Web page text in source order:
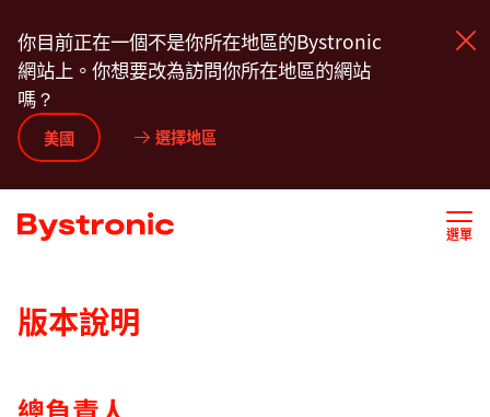
至
主
容
你目前正在一個不是你所在地區的Bystronic
網站上。你想要改為訪問你所在地區的網站
嗎？
美國 選擇地區
選單
機台和軟體
服務
版本說明